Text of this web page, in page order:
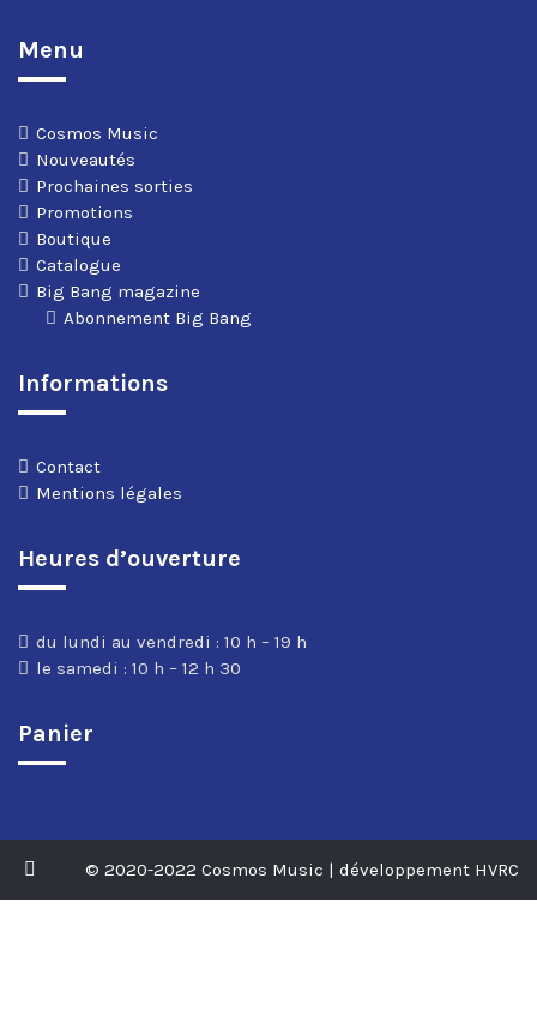
Menu
Cosmos Music
Nouveautés
Prochaines sorties
Promotions
Boutique
Catalogue
Big Bang magazine
Abonnement Big Bang
Informations
Contact
Mentions légales
Heures d’ouverture
du lundi au vendredi : 10 h – 19 h
le samedi : 10 h – 12 h 30
Panier
© 2020-2022 Cosmos Music | développement HVRC